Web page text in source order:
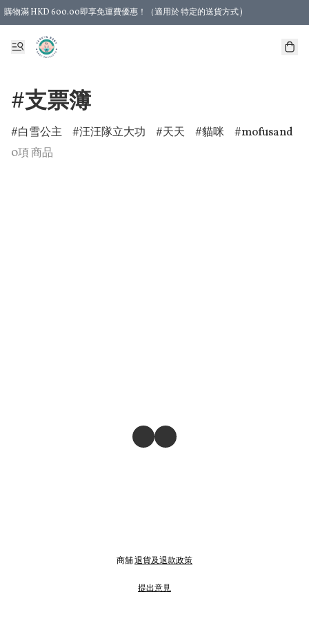
購物滿 HKD 600.00即享免運費優惠！（適用於 特定的送貨方式 )
#支票簿
白雪公主 汪汪隊立大功 天天 貓咪
mofusand
0項 商品
商舖退貨及退款政策
提出意見